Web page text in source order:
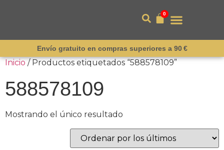
0
Envío gratuito en compras superiores a 90 €
Inicio/ Productos etiquetados “588578109”
588578109
Mostrando el único resultado